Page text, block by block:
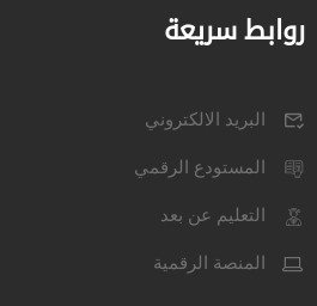
روابط سريعة
البريد الالكتروني
المستودع الرقمي
التعليم عن بعد
المنصة الرقمية